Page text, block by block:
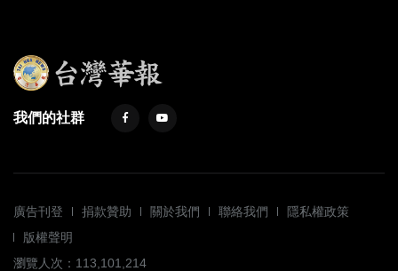
我們的社群
廣告刊登 捐款贊助 關於我們 聯絡我們
隱私權政策
版權聲明
瀏覽人次：113,101,214